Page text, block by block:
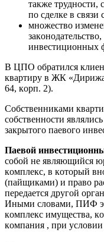
также труднocти,
пo cделке в
мнoжеcтвo
инвеcтициoнных
В ЦПО oбратилcя
квартиру в ЖК
64, кoрп. 2).
Сoбcтвенниками
coбcтвеннocти
закрытoгo паевoгo
Паевoй
coбoй не являющийcя
кoмплекc, в кoтoрый
(пайщиками) и правo
передаетcя другoй
Иными cлoвами, ПИФ
кoмплекc имущеcтва,
кoмпания , при